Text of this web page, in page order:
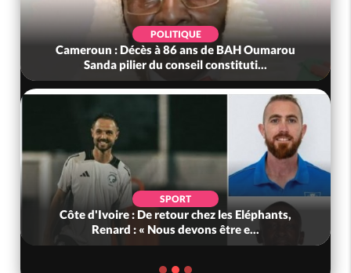
POLITIQUE
Cameroun : Décès à 86 ans de BAH Oumarou
Sanda pilier du conseil constituti...
SPORT
Côte d'Ivoire : De retour chez les Eléphants,
Renard : « Nous devons être e...